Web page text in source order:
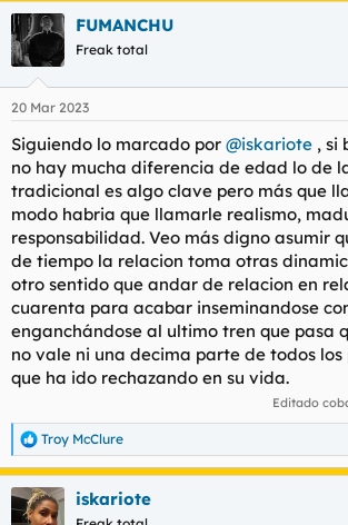
c
i
e
:
FUMANCHU
Freak total
20 Mar 2023
Siguiendo lo marcado por @iskariote , si
no hay mucha diferencia de edad lo de
tradicional es algo clave pero más que
modo habria que llamarle realismo,
responsabilidad. Veo más digno asumir
de tiempo la relacion toma otras
otro sentido que andar de relacion en
cuarenta para acabar inseminandose
enganchándose al ultimo tren que pasa
no vale ni una decima parte de todos
que ha ido rechazando en su vida.
Editado
R
e
c
c
Troy McClure
iskariote